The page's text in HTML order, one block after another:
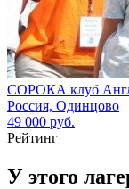
СОРОКА клуб
Россия, Одинцово
49 000 руб.
Рейтинг
У этого